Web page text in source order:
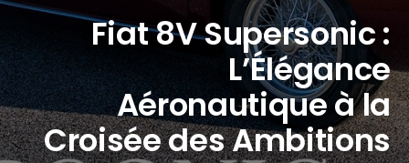
Fiat 8V Supersonic :
L’Élégance
Aéronautique à la
Croisée des Ambitions